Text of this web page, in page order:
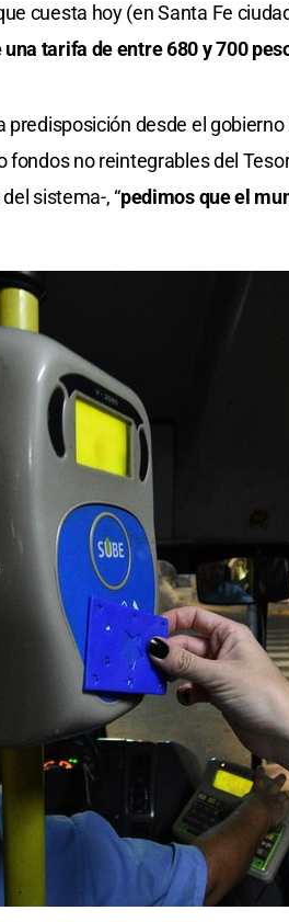
cuesta hoy (en Santa Fe
tarifa de entre 680 y 700
predisposición desde el
fondos no reintegrables del
sistema-, “pedimos que el